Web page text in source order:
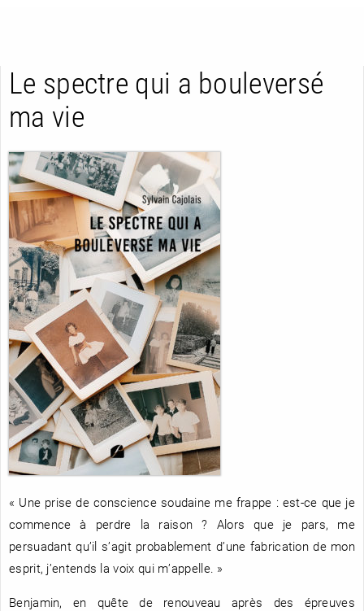
RETOUR
À PARAÎTRE
NOUVEAUTÉS
TOUT LE CATALOGUE
RETOUR
AVIS
RENCONTRE AVEC…
RETOUR
A LA UNE
REVUE DE PRESSE
Le spectre qui a bouleversé
ma vie
« Une prise de conscience soudaine me frappe : est-ce que je
commence à perdre la raison ? Alors que je pars, me
persuadant qu’il s’agit probablement d’une fabrication de mon
esprit, j’entends la voix qui m’appelle. »
Benjamin, en quête de renouveau après des épreuves